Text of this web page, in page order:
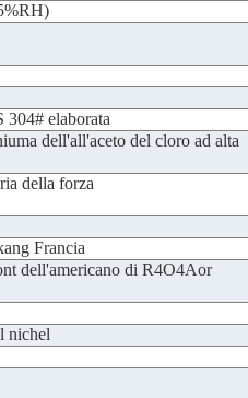
304# elaborata
dell'all'aceto del cloro ad alta
della forza
Francia
dell'americano di R4O4Aor
nichel